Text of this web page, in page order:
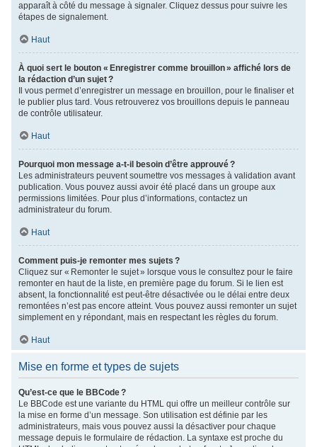
apparaît à côté du message à signaler. Cliquez dessus pour suivre les
étapes de signalement.
Haut
À quoi sert le bouton « Enregistrer comme brouillon » affiché lors de
la rédaction d’un sujet ?
Il vous permet d’enregistrer un message en brouillon, pour le finaliser et
le publier plus tard. Vous retrouverez vos brouillons depuis le panneau
de contrôle utilisateur.
Haut
Pourquoi mon message a-t-il besoin d’être approuvé ?
Les administrateurs peuvent soumettre vos messages à validation avant
publication. Vous pouvez aussi avoir été placé dans un groupe aux
permissions limitées. Pour plus d’informations, contactez un
administrateur du forum.
Haut
Comment puis-je remonter mes sujets ?
Cliquez sur « Remonter le sujet » lorsque vous le consultez pour le faire
remonter en haut de la liste, en première page du forum. Si le lien est
absent, la fonctionnalité est peut-être désactivée ou le délai entre deux
remontées n’est pas encore atteint. Vous pouvez aussi remonter un sujet
simplement en y répondant, mais en respectant les règles du forum.
Haut
Mise en forme et types de sujets
Qu’est-ce que le BBCode ?
Le BBCode est une variante du HTML qui offre un meilleur contrôle sur
la mise en forme d’un message. Son utilisation est définie par les
administrateurs, mais vous pouvez aussi la désactiver pour chaque
message depuis le formulaire de rédaction. La syntaxe est proche du